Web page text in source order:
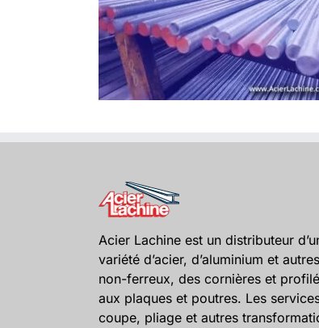
Acier Lachine est un distributeur
variété d’acier, d’aluminium et
non-ferreux, des cornières et
aux plaques et poutres. Les
coupe, pliage et autres